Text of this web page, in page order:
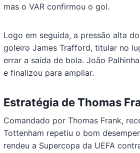
mas o VAR confirmou o gol.
Logo em seguida, a pressão alta
goleiro James Trafford, titular no
errar a saída de bola. João
e finalizou para ampliar.
Estratégia de Thomas
Comandado por Thomas Frank,
Tottenham repetiu o bom
rendeu a Supercopa da UEFA